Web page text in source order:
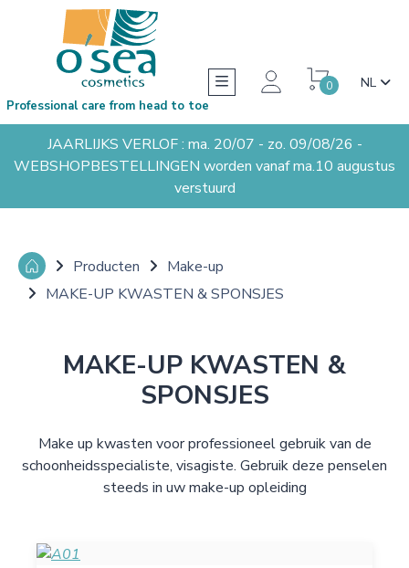
0 NL
Professional care from head to toe
JAARLIJKS VERLOF : ma. 20/07 - zo. 09/08/26 -
WEBSHOPBESTELLINGEN worden vanaf ma.10 augustus
verstuurd
Producten
Make-up
MAKE-UP KWASTEN & SPONSJES
MAKE-UP KWASTEN &
SPONSJES
Make up kwasten voor professioneel gebruik van de
schoonheidsspecialiste, visagiste. Gebruik deze penselen
steeds in uw make-up opleiding